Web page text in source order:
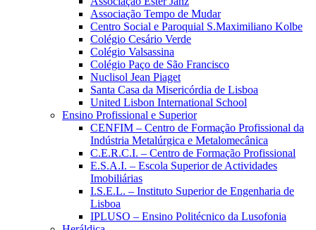
Associação Tempo de Mudar
Centro Social e Paroquial S.Maximiliano Kolbe
Colégio Cesário Verde
Colégio Valsassina
Colégio Paço de São Francisco
Nuclisol Jean Piaget
Santa Casa da Misericórdia de Lisboa
United Lisbon International School
Ensino Profissional e Superior
CENFIM – Centro de Formação Profissional da
Indústria Metalúrgica e Metalomecânica
C.E.R.C.I. – Centro de Formação Profissional
E.S.A.I. – Escola Superior de Actividades
Imobiliárias
I.S.E.L. – Instituto Superior de Engenharia de
Lisboa
IPLUSO – Ensino Politécnico da Lusofonia